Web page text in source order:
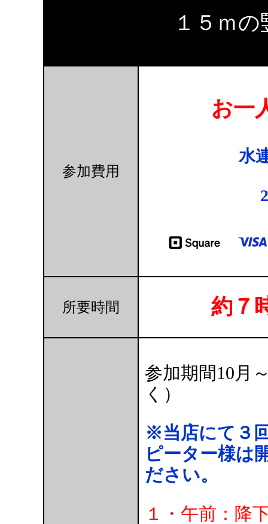
１５ｍ
参加費用
お一
水
所要時間 約７
参加期間10月
く）
※当店にて３
ピーター様は
ださい。
１・午前：降